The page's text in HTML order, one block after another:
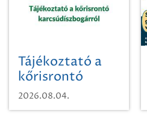
Tájékoztató a
kőrisrontó
karcsúdíszbogárról
2026.08.04.